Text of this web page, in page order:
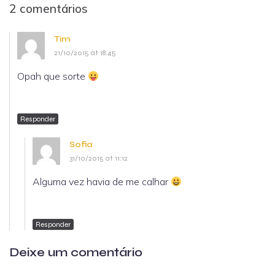
2 comentários
Tim
21/10/2015 at 18:45
Opah que sorte
Responder
Sofia
31/10/2015 at 11:12
Alguma vez havia de me calhar
Responder
Deixe um comentário